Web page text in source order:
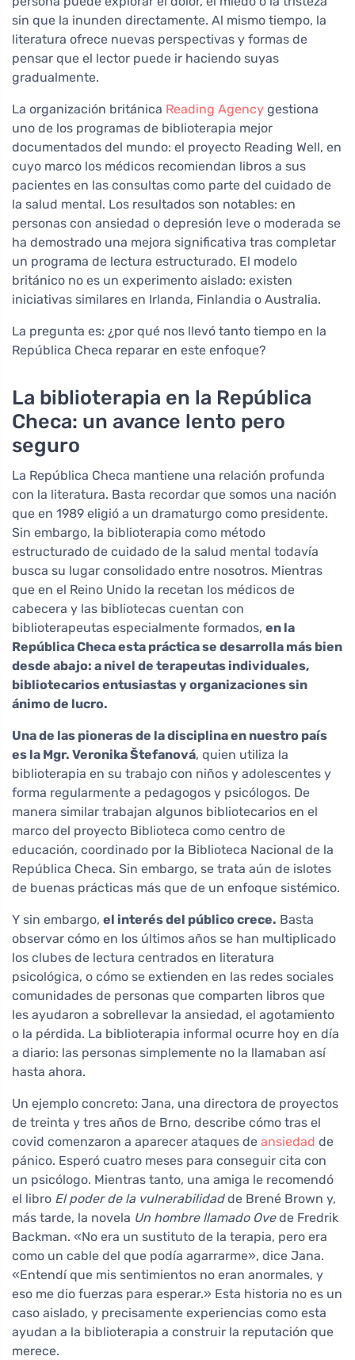
sin que la inunden directamente. Al mismo tiempo, la
literatura ofrece nuevas perspectivas y formas de
pensar que el lector puede ir haciendo suyas
gradualmente.
La organización británica Reading Agency gestiona
uno de los programas de biblioterapia mejor
documentados del mundo: el proyecto Reading Well, en
cuyo marco los médicos recomiendan libros a sus
pacientes en las consultas como parte del cuidado de
la salud mental. Los resultados son notables: en
personas con ansiedad o depresión leve o moderada se
ha demostrado una mejora significativa tras completar
un programa de lectura estructurado. El modelo
británico no es un experimento aislado: existen
iniciativas similares en Irlanda, Finlandia o Australia.
La pregunta es: ¿por qué nos llevó tanto tiempo en la
República Checa reparar en este enfoque?
La biblioterapia en la República
Checa: un avance lento pero
seguro
La República Checa mantiene una relación profunda
con la literatura. Basta recordar que somos una nación
que en 1989 eligió a un dramaturgo como presidente.
Sin embargo, la biblioterapia como método
estructurado de cuidado de la salud mental todavía
busca su lugar consolidado entre nosotros. Mientras
que en el Reino Unido la recetan los médicos de
cabecera y las bibliotecas cuentan con
biblioterapeutas especialmente formados, en la
República Checa esta práctica se desarrolla más bien
desde abajo: a nivel de terapeutas individuales,
bibliotecarios entusiastas y organizaciones sin
ánimo de lucro.
Una de las pioneras de la disciplina en nuestro país
es la Mgr. Veronika Štefanová, quien utiliza la
biblioterapia en su trabajo con niños y adolescentes y
forma regularmente a pedagogos y psicólogos. De
manera similar trabajan algunos bibliotecarios en el
marco del proyecto Biblioteca como centro de
educación, coordinado por la Biblioteca Nacional de la
República Checa. Sin embargo, se trata aún de islotes
de buenas prácticas más que de un enfoque sistémico.
Y sin embargo, el interés del público crece. Basta
observar cómo en los últimos años se han multiplicado
los clubes de lectura centrados en literatura
psicológica, o cómo se extienden en las redes sociales
comunidades de personas que comparten libros que
les ayudaron a sobrellevar la ansiedad, el agotamiento
o la pérdida. La biblioterapia informal ocurre hoy en día
a diario: las personas simplemente no la llamaban así
hasta ahora.
Un ejemplo concreto: Jana, una directora de proyectos
de treinta y tres años de Brno, describe cómo tras el
covid comenzaron a aparecer ataques de ansiedad de
pánico. Esperó cuatro meses para conseguir cita con
un psicólogo. Mientras tanto, una amiga le recomendó
el libro El poder de la vulnerabilidadde Brené Brown y,
más tarde, la novela Un hombre llamado Ovede Fredrik
Backman. «No era un sustituto de la terapia, pero era
como un cable del que podía agarrarme», dice Jana.
«Entendí que mis sentimientos no eran anormales, y
eso me dio fuerzas para esperar.» Esta historia no es un
caso aislado, y precisamente experiencias como esta
ayudan a la biblioterapia a construir la reputación que
merece.